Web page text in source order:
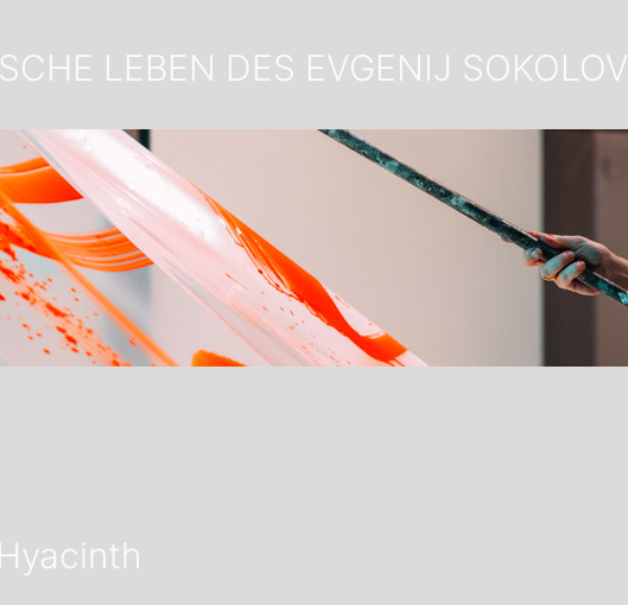
LEBEN DES EVGENIJ SOKOLOV